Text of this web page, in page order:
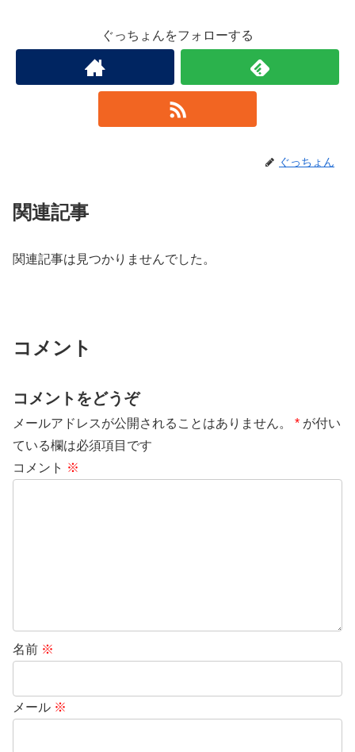
ぐっちょんをフォローする
ぐっちょん
関連記事
関連記事は見つかりませんでした。
コメント
コメントをどうぞ
メールアドレスが公開されることはありません。 * が付い
ている欄は必須項目です
コメント ※
名前 ※
メール ※